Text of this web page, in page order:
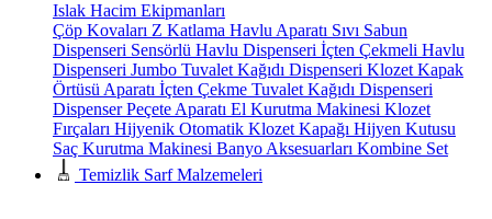
Islak Hacim Ekipmanları
Çöp Kovaları Z Katlama Havlu Aparatı Sıvı Sabun
Dispenseri Sensörlü Havlu Dispenseri İçten Çekmeli Havlu
Dispenseri Jumbo Tuvalet Kağıdı Dispenseri Klozet Kapak
Örtüsü Aparatı İçten Çekme Tuvalet Kağıdı Dispenseri
Dispenser Peçete Aparatı El Kurutma Makinesi Klozet
Fırçaları Hijyenik Otomatik Klozet Kapağı Hijyen Kutusu
Saç Kurutma Makinesi Banyo Aksesuarları Kombine Set
Temizlik Sarf Malzemeleri